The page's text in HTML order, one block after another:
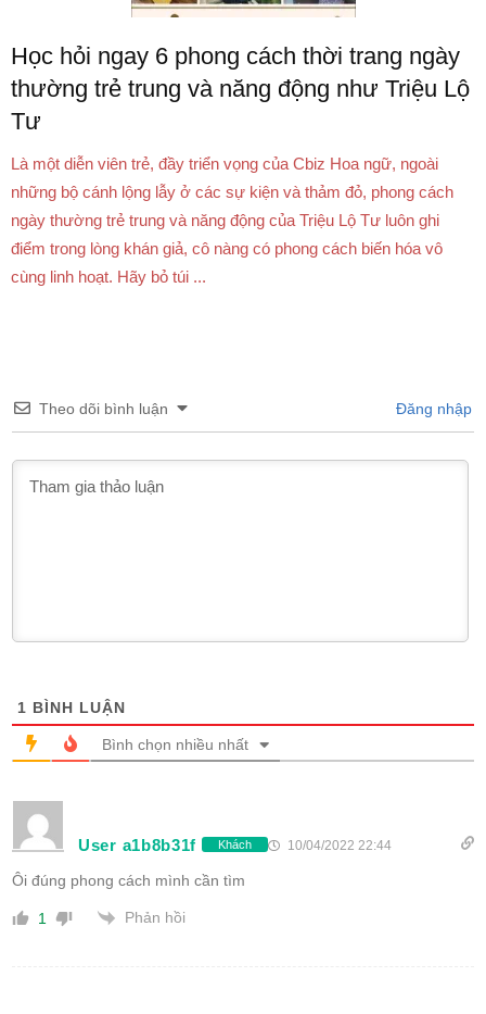
Học hỏi ngay 6 phong cách thời trang ngày
thường trẻ trung và năng động như Triệu Lộ
Tư
Là một diễn viên trẻ, đầy triển vọng của Cbiz Hoa ngữ, ngoài
những bộ cánh lộng lẫy ở các sự kiện và thảm đỏ, phong cách
ngày thường trẻ trung và năng động của Triệu Lộ Tư luôn ghi
điểm trong lòng khán giả, cô nàng có phong cách biến hóa vô
cùng linh hoạt. Hãy bỏ túi ...
Theo dõi bình luận Đăng nhập
1 BÌNH LUẬN
Bình chọn nhiều nhất
User a1b8b31f Khách 10/04/2022 22:44
Ôi đúng phong cách mình cần tìm
1 Phản hồi